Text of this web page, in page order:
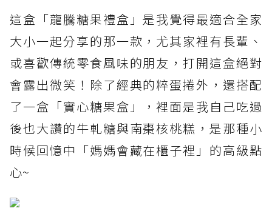
這盒「龍騰糖果禮盒」是我覺得最適合全家
大小一起分享的那一款，尤其家裡有長輩、
或喜歡傳統零食風味的朋友，打開這盒絕對
會露出微笑！除了經典的粹蛋捲外，還搭配
了一盒「實心糖果盒」，裡面是我自己吃過
後也大讚的牛軋糖與南棗核桃糕，是那種小
時候回憶中「媽媽會藏在櫃子裡」的高級點
心~